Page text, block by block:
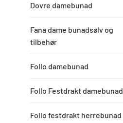
Dovre damebunad
Fana dame bunadsølv og
tilbehør
Follo damebunad
Follo Festdrakt damebunad
Follo festdrakt herrebunad